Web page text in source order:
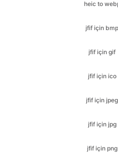
jfif için ico
jfif için jpeg
jfif için jpg
jfif için png
jfif için webp
jfif pdf'ye